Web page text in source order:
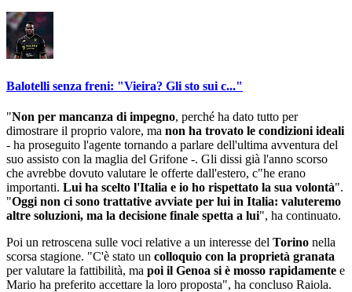
Balotelli senza freni: "Vieira? Gli sto sui c..."
"Non per mancanza di impegno, perché ha dato tutto per
dimostrare il proprio valore, ma non ha trovato le condizioni ideali
- ha proseguito l'agente tornando a parlare dell'ultima avventura del
suo assisto con la maglia del Grifone -. Gli dissi già l'anno scorso
che avrebbe dovuto valutare le offerte dall'estero, c"he erano
importanti. Lui ha scelto l'Italia e io ho rispettato la sua volontà".
"Oggi non ci sono trattative avviate per lui in Italia: valuteremo
altre soluzioni, ma la decisione finale spetta a lui", ha continuato.
Poi un retroscena sulle voci relative a un interesse del Torino nella
scorsa stagione. "C'è stato un colloquio con la proprietà granata
per valutare la fattibilità, ma poi il Genoa si è mosso rapidamente e
Mario ha preferito accettare la loro proposta", ha concluso Raiola.